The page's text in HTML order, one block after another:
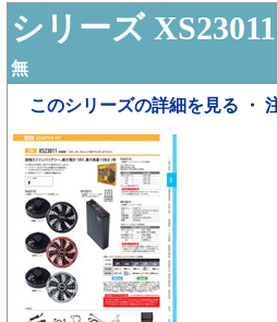
シリーズ XS23011
無
このシリーズの詳細を見る ・